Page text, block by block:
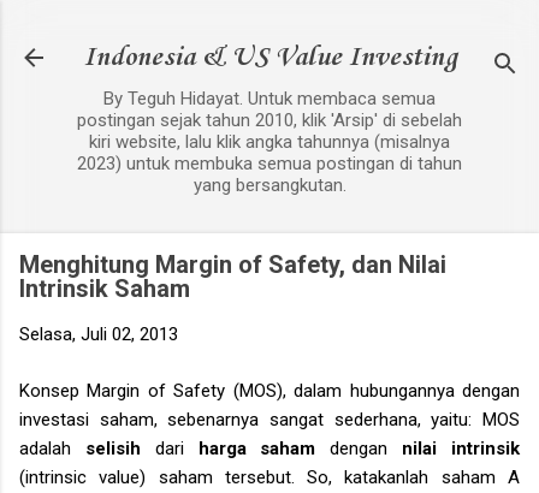
Indonesia & US Value Investing
By Teguh Hidayat. Untuk membaca semua
postingan sejak tahun 2010, klik 'Arsip' di sebelah
kiri website, lalu klik angka tahunnya (misalnya
2023) untuk membuka semua postingan di tahun
yang bersangkutan.
Menghitung Margin of Safety, dan Nilai
Intrinsik Saham
Selasa, Juli 02, 2013
Konsep Margin of Safety (MOS), dalam hubungannya dengan
investasi saham, sebenarnya sangat sederhana, yaitu: MOS
adalah selisih dari harga saham dengan nilai intrinsik
(intrinsic value) saham tersebut. So, katakanlah saham A